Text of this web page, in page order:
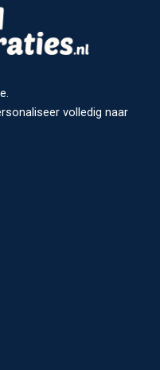
volledig naar